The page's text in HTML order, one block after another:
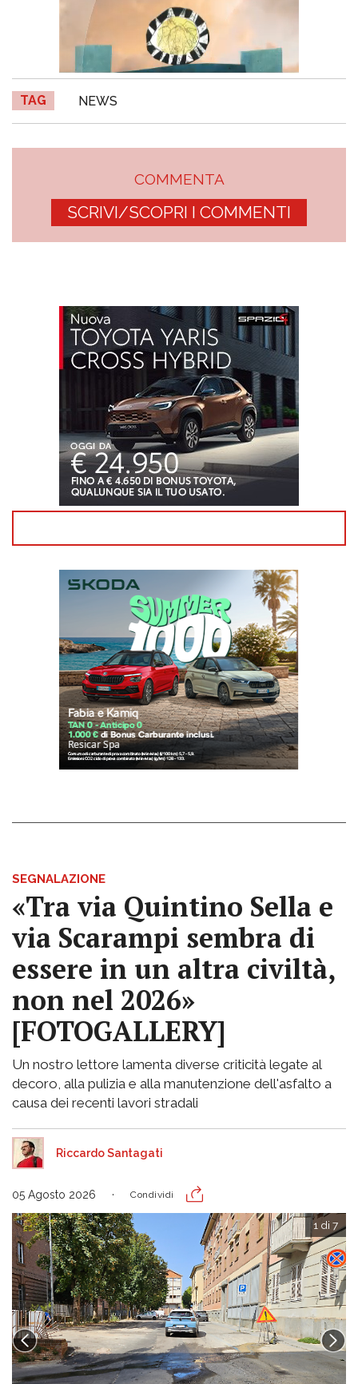
TAG NEWS
COMMENTA
SCRIVI/SCOPRI I COMMENTI
SEGNALAZIONE
«Tra via Quintino Sella e
via Scarampi sembra di
essere in un altra civiltà,
non nel 2026»
[FOTOGALLERY]
Un nostro lettore lamenta diverse criticità legate al
decoro, alla pulizia e alla manutenzione dell'asfalto a
causa dei recenti lavori stradali
Riccardo Santagati
05 Agosto 2026 Condividi
1 di 7